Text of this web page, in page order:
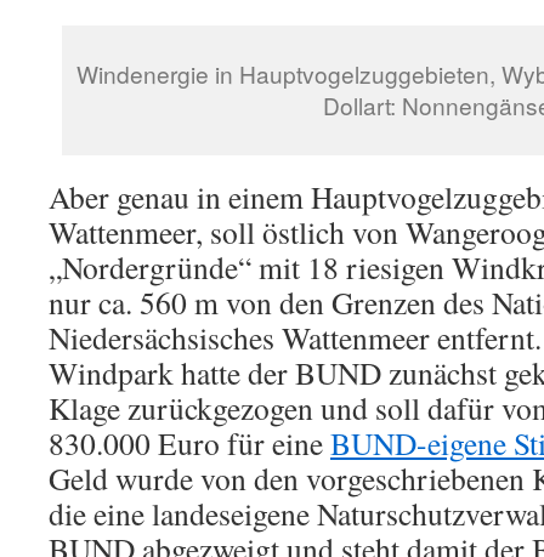
Windenergie in Hauptvogelzuggebieten,
Dollart:
Aber genau in einem
Wattenmeer, soll östlich von
„Nordergründe“ mit 18 riesigen
nur ca. 560 m von den Grenzen des
Niedersächsisches Wattenmeer
Windpark hatte der BUND zunächst
Klage zurückgezogen und soll dafür
830.000 Euro für eineBUND-eigene
Geld wurde von den vorgeschriebenen
die eine landeseigene
BUND abgezweigt und steht damit der